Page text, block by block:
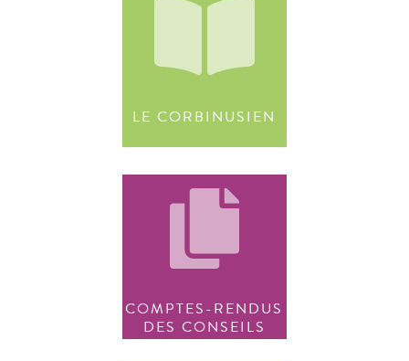
LE CORBINUSIEN
COMPTES-RENDUS
DES CONSEILS